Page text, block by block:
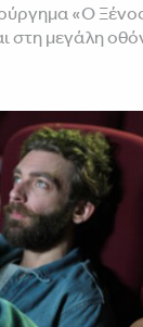
«Ο
στη μεγάλη